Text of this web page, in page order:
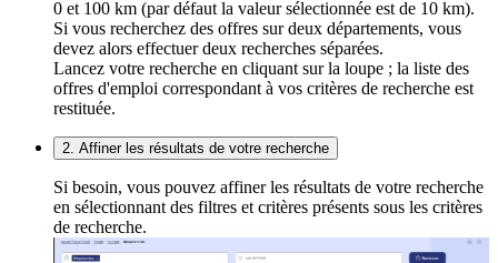
0 et 100 km (par défaut la valeur sélectionnée est de 10 km).
Si vous recherchez des offres sur deux départements, vous
devez alors effectuer deux recherches séparées.
Lancez votre recherche en cliquant sur la loupe ; la liste des
offres d'emploi correspondant à vos critères de recherche est
restituée.
2. Affiner les résultats de votre recherche
Si besoin, vous pouvez affiner les résultats de votre recherche
en sélectionnant des filtres et critères présents sous les critères
de recherche.